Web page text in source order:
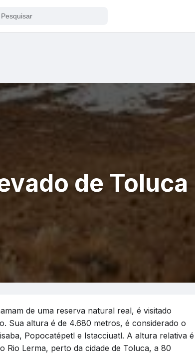
de Toluca
de uma reserva natural real, é visitado
Sua altura é de 4.680 metros, é considerado o
Popocatépetl e Istacciuatl. A altura relativa é
Rio Lerma, perto da cidade de Toluca, a 80